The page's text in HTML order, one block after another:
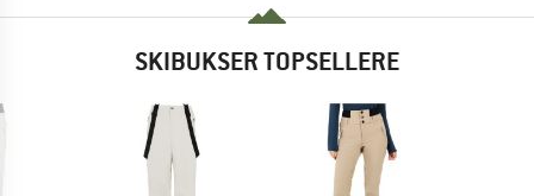
SKIBUKSER TOPSELLERE